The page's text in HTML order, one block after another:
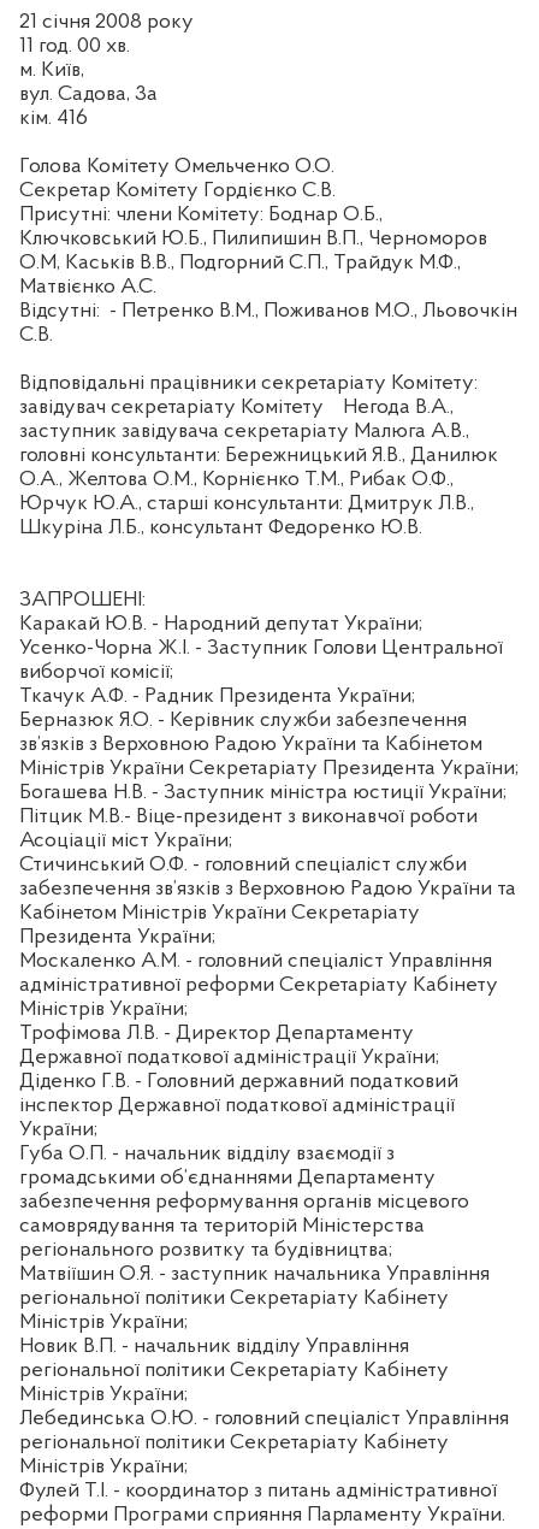
21 січня 2008 року
11 год. 00 хв.
м. Київ,
вул. Садова, 3а
кім. 416
Голова Комітету Омельченко О.О.
Секретар Комітету Гордієнко С.В.
Присутні: члени Комітету: Боднар О.Б.,
Ключковський Ю.Б., Пилипишин В.П., Черноморов
О.М, Каськів В.В., Подгорний С.П., Трайдук М.Ф.,
Матвієнко А.С.
Відсутні: - Петренко В.М., Поживанов М.О., Льовочкін
С.В.
Відповідальні працівники секретаріату Комітету:
завідувач секретаріату Комітету
Негода В.А.,
заступник завідувача секретаріату Малюга А.В.,
головні консультанти: Бережницький Я.В., Данилюк
О.А., Желтова О.М., Корнієнко Т.М., Рибак О.Ф.,
Юрчук Ю.А., старші консультанти: Дмитрук Л.В.,
Шкуріна Л.Б., консультант Федоренко Ю.В.
ЗАПРОШЕНІ:
Каракай Ю.В. - Народний депутат України;
Усенко-Чорна Ж.І. - Заступник Голови Центральної
виборчої комісії;
Ткачук А.Ф. - Радник Президента України;
Берназюк Я.О. - Керівник служби забезпечення
зв’язків з Верховною Радою України та Кабінетом
Міністрів України Секретаріату Президента України;
Богашева Н.В. - Заступник міністра юстиції України;
Пітцик М.В.- Віце-президент з виконавчої роботи
Асоціації міст України;
Стичинський О.Ф. - головний спеціаліст служби
забезпечення зв’язків з Верховною Радою України та
Кабінетом Міністрів України Секретаріату
Президента України;
Москаленко А.М. - головний спеціаліст Управління
адміністративної реформи Секретаріату Кабінету
Міністрів України;
Трофімова Л.В. - Директор Департаменту
Державної податкової адміністрації України;
Діденко Г.В. - Головний державний податковий
інспектор Державної податкової адміністрації
України;
Губа О.П. - начальник відділу взаємодії з
громадськими об’єднаннями Департаменту
забезпечення реформування органів місцевого
самоврядування та територій Міністерства
регіонального розвитку та будівництва;
Матвіїшин О.Я. - заступник начальника Управління
регіональної політики Секретаріату Кабінету
Міністрів України;
Новик В.П. - начальник відділу Управління
регіональної політики Секретаріату Кабінету
Міністрів України;
Лебединська О.Ю. - головний спеціаліст Управління
регіональної політики Секретаріату Кабінету
Міністрів України;
Фулей Т.І. - координатор з питань адміністративної
реформи Програми сприяння Парламенту України.